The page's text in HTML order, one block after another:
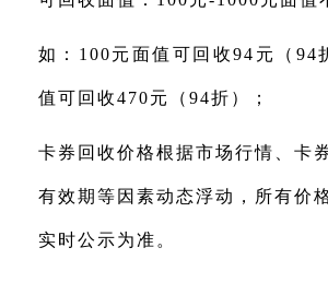
如：100元面值可回收94元（94
值可回收470元（94折）；
卡券回收价格根据市场行情、卡
有效期等因素动态浮动，所有价
实时公示为准。